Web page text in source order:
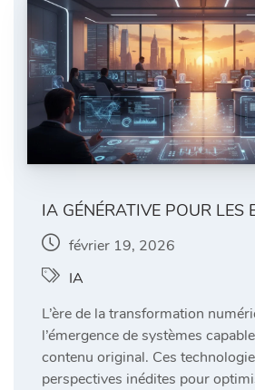
IA GÉNÉRATIVE POUR LES
février 19, 2026
IA
L’ère de la transformation
l’émergence de systèmes
contenu original. Ces
perspectives inédites pour